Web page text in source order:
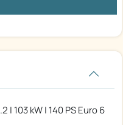
| 103 kW | 140 PS Euro 6